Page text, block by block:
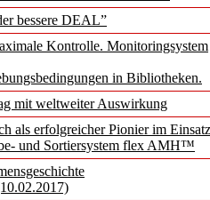
bessere DEAL”
Kontrolle. Monitoringsystem
in Bibliotheken.
mit weltweiter Auswirkung
als erfolgreicher Pionier im
und Sortiersystem flex AMH™
von
Welt